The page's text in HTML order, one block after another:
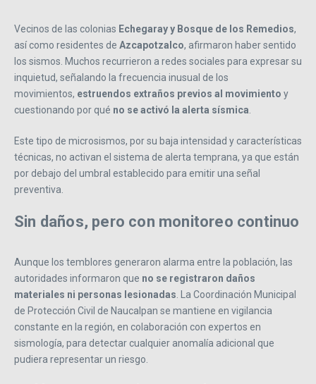
Vecinos de las colonias Echegaray y Bosque de los Remedios,
así como residentes de Azcapotzalco, afirmaron haber sentido
los sismos. Muchos recurrieron a redes sociales para expresar su
inquietud, señalando la frecuencia inusual de los
movimientos, estruendos extraños previos al movimiento y
cuestionando por qué no se activó la alerta sísmica
Este tipo de microsismos, por su baja intensidad y características
técnicas, no activan el sistema de alerta temprana, ya que están
por debajo del umbral establecido para emitir una señal
preventiva.
Sin daños, pero con monitoreo continuo
Aunque los temblores generaron alarma entre la población, las
autoridades informaron que no se registraron daños
materiales ni personas lesionadas . La Coordinación Municipal
de Protección Civil de Naucalpan se mantiene en vigilancia
constante en la región, en colaboración con expertos en
sismología, para detectar cualquier anomalía adicional que
pudiera representar un riesgo.